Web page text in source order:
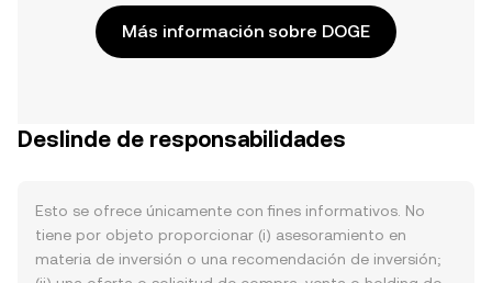
Más información sobre DOGE
Deslinde de responsabilidades
Esto se ofrece únicamente con fines informativos. No
tiene por objeto proporcionar (i) asesoramiento en
materia de inversión o una recomendación de inversión;